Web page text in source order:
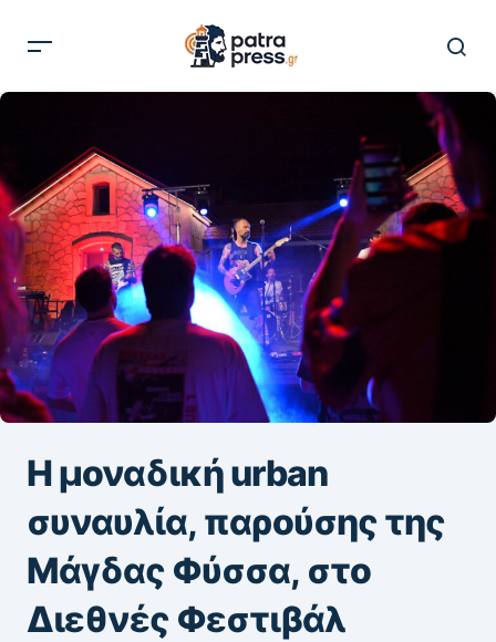
Η μοναδική urban
συναυλία, παρούσης της
Μάγδας Φύσσα, στο
Διεθνές Φεστιβάλ